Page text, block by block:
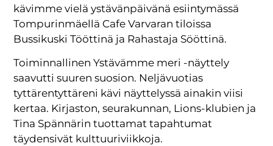
kävimme vielä ystävänpäivänä esiintymässä
Tompurinmäellä Cafe Varvaran tiloissa
Bussikuski Tööttinä ja Rahastaja Sööttinä.
Toiminnallinen Ystävämme meri -näyttely
saavutti suuren suosion. Neljävuotias
tyttärentyttäreni kävi näyttelyssä ainakin viisi
kertaa. Kirjaston, seurakunnan, Lions-klubien ja
Tina Spännärin tuottamat tapahtumat
täydensivät kulttuuriviikkoja.